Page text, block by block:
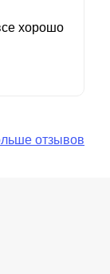
хорошо
отзывов